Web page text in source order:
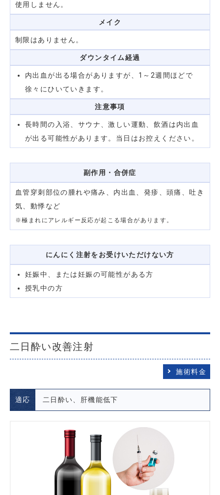
使用しません。
メイク
制限はありません。
ダウンタイム経過
内出血が出る場合がありますが、1～2週間ほどで
徐々にひいていきます。
注意事項
長時間の入浴、サウナ、激しい運動、飲酒は内出血
が出る可能性があります。当日はお控えください。
副作用・合併症
血管穿刺部位の腫れや痛み、内出血、発疹、頭痛、吐き
気、動悸など
※極まれにアレルギー反応が起こる場合があります。
にんにく注射をお受けいただけない方
妊娠中、または妊娠の可能性がある方
授乳中の方
二日酔い改善注射
施術料金
適応 二日酔い、肝機能低下